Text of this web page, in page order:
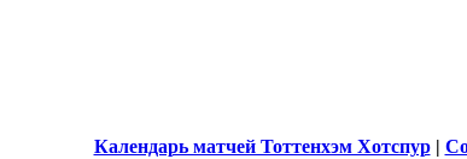
Календарь матчей Тоттенхэм Хотспур|